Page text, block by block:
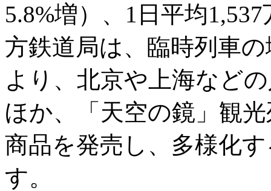
5.8%増）、1日平均
方鉄道局は、臨時列車
より、北京や上海など
ほか、「天空の鏡」観
商品を発売し、多様化
す。